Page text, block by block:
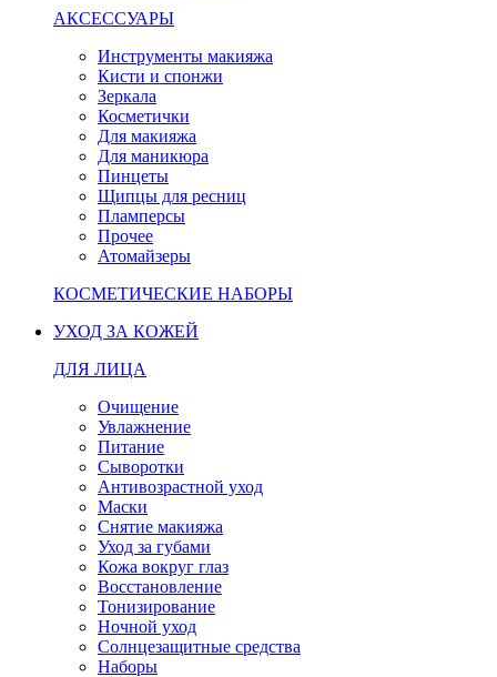
АКСЕССУАРЫ
Инструменты макияжа
Кисти и спонжи
Зеркала
Косметички
Для макияжа
Для маникюра
Пинцеты
Щипцы для ресниц
Пламперсы
Прочее
Атомайзеры
КОСМЕТИЧЕСКИЕ НАБОРЫ
УХОД ЗА КОЖЕЙ
ДЛЯ ЛИЦА
Очищение
Увлажнение
Питание
Сыворотки
Антивозрастной уход
Маски
Снятие макияжа
Уход за губами
Кожа вокруг глаз
Восстановление
Тонизирование
Ночной уход
Солнцезащитные средства
Наборы